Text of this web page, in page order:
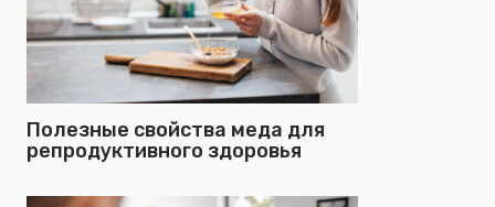
Полезные свойства меда для
репродуктивного здоровья